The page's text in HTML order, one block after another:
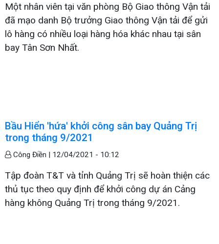
Một nhân viên tại văn phòng Bộ Giao thông Vận tải
đã mạo danh Bộ trưởng Giao thông Vận tải để gửi
lô hàng có nhiều loại hàng hóa khác nhau tại sân
bay Tân Sơn Nhất.
Bầu Hiển 'hứa' khởi công sân bay Quảng Trị
trong tháng 9/2021
Công Điền | 12/04/2021 - 10:12
Tập đoàn T&T và tỉnh Quảng Trị sẽ hoàn thiện các
thủ tục theo quy định để khởi công dự án Cảng
hàng không Quảng Trị trong tháng 9/2021.